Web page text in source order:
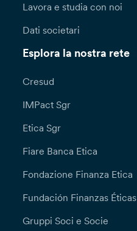
Lavora e studia con noi
Dati societari
Esplora la nostra rete
Cresud
IMPact Sgr
Etica Sgr
Fiare Banca Etica
Fondazione Finanza Etica
Fundación Finanzas Éticas
Gruppi Soci e Socie